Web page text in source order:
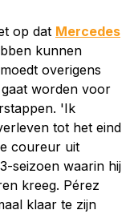
op dat Mercedes
kunnen
overigens
worden voor
'Ik
tot het eind
coureur uit
seizoen waarin hij
kreeg. Pérez
klaar te zijn